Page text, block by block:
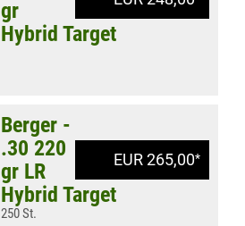
gr
Hybrid Target
EUR 265,00*
Berger -
.30 220
gr LR
Hybrid Target
250 St.